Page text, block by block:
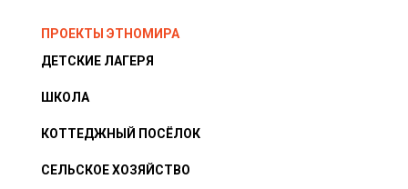
ПРОЕКТЫ ЭТНОМИРА
ДЕТСКИЕ ЛАГЕРЯ
ШКОЛА
КОТТЕДЖНЫЙ ПОСЁЛОК
СЕЛЬСКОЕ ХОЗЯЙСТВО